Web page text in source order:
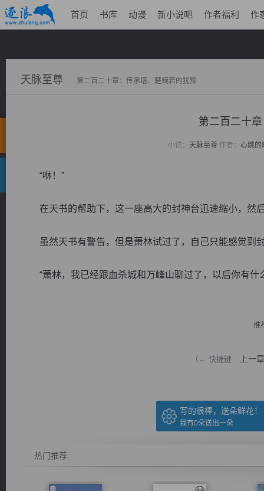
首页 书库 动漫 新小说吧 作者福利 作
天脉至尊 第二百二十章：传承塔、楚婉若的犹豫
第二百二十
小说： 天脉至尊作者： 心跳的
“咻！”
在天书的帮助下，这一座高大的封神台迅速缩小，然
虽然天书有警告，但是萧林试过了，自己只能感觉到
“萧林，我已经跟血杀城和万峰山聊过了，以后你有什
推
（← 快捷键 上一章
写的很棒，送朵鲜花！
我有0朵送出一朵
热门推荐